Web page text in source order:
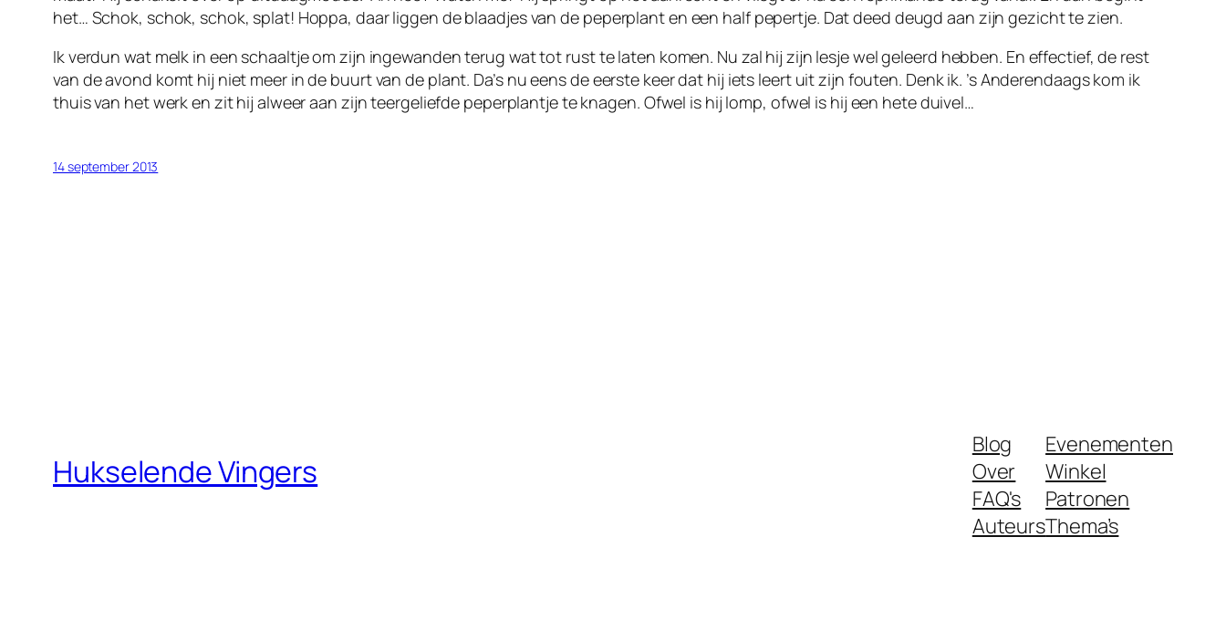
het… Schok, schok, schok, splat! Hoppa, daar liggen de blaadjes van de peperplant en een half pepertje. Dat deed deugd aan zijn gezicht te zien.
Ik verdun wat melk in een schaaltje om zijn ingewanden terug wat tot rust te laten komen. Nu zal hij zijn lesje wel geleerd hebben. En effectief, de rest
van de avond komt hij niet meer in de buurt van de plant. Da’s nu eens de eerste keer dat hij iets leert uit zijn fouten. Denk ik. ’s Anderendaags kom ik
thuis van het werk en zit hij alweer aan zijn teergeliefde peperplantje te knagen. Ofwel is hij lomp, ofwel is hij een hete duivel…
14 september 2013
Hukselende Vingers
Blog
Over
FAQ's
Auteurs
Evenementen
Winkel
Patronen
Thema’s